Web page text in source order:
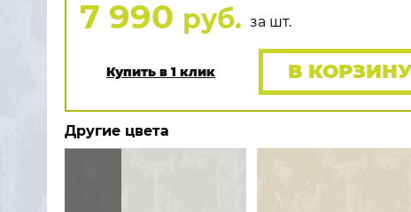
ПОКАЗАТЬ
7 990 руб. за шт.
Купить в 1 клик В
Другие цвета